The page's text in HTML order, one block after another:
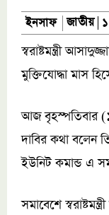
ইনসাফ জাতীয়
স্বরাষ্টমন্ত্রী
মুক্তিযোদ্ধা মাস
আজ বৃহস্পতিবার (১
দাবির কথা বলেন
ইউনিট কমান্ড এ
সমাবেশে